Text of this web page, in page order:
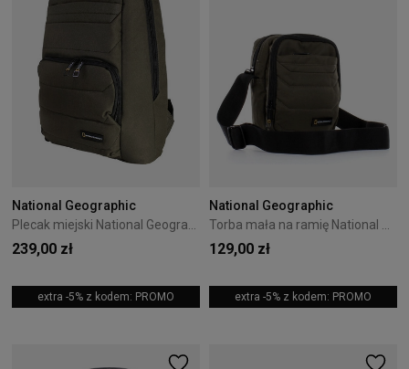
National Geographic
239,00 zł
extra -5% z kodem: PROMO
National Geographic
129,00 zł
extra -5% z kodem: PROMO